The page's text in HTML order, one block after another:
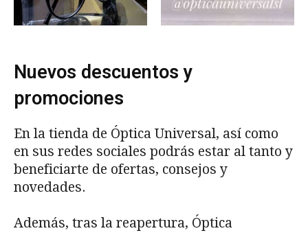
Nuevos descuentos y
promociones
En la tienda de Óptica Universal, así como
en sus redes sociales podrás estar al tanto y
beneficiarte de ofertas, consejos y
novedades.
Además, tras la reapertura, Óptica